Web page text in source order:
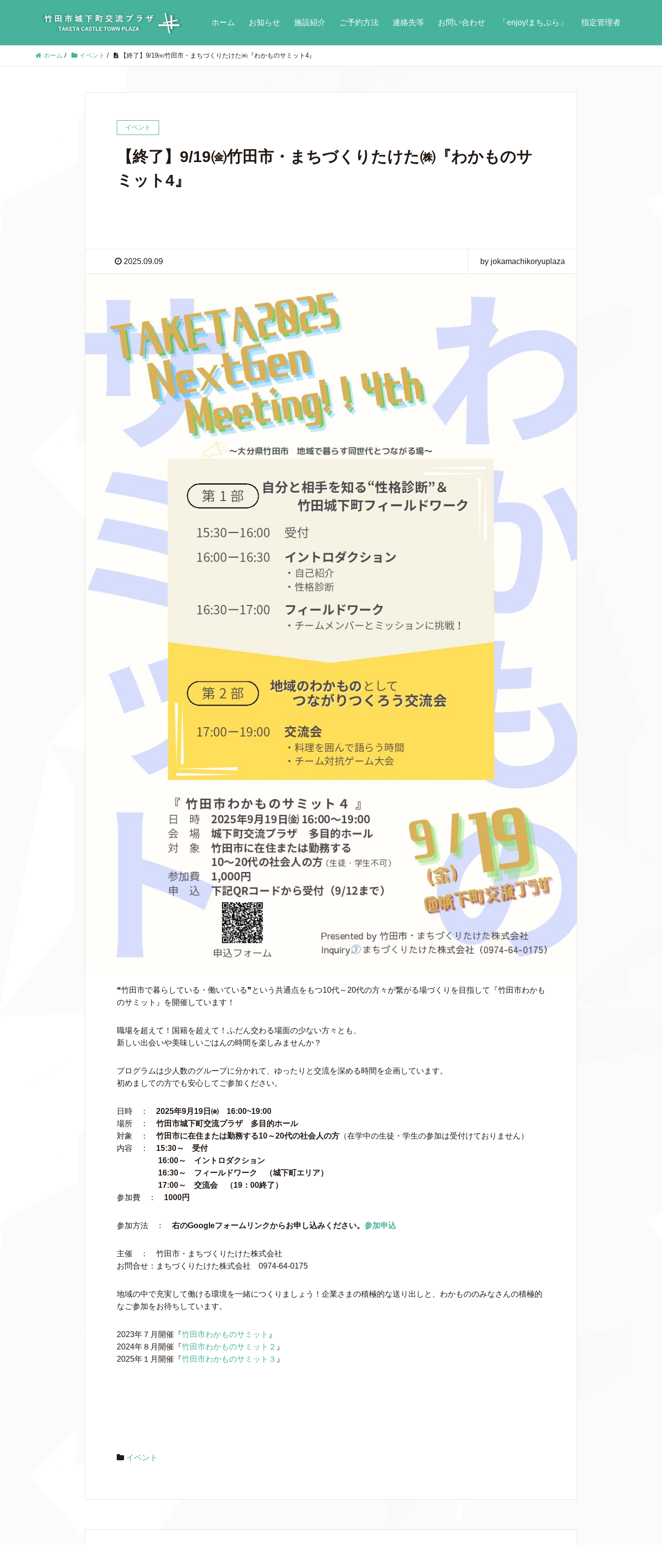
ホーム お知らせ 施設紹介 ご予約方法 連絡先等 お問い合わせ 「enjoy!まちぷら」 指定管理者
ホーム / イベント / 【終了】9/19㈮竹田市・まちづくりたけた㈱『わかものサミット4』
イベント
【終了】9/19㈮竹田市・まちづくりたけた㈱『わかものサ
ミット4』
2025.09.09 by jokamachikoryuplaza
❝竹田市で暮らしている・働いている❞という共通点をもつ10代～20代の方々が繋がる場づくりを目指して『竹田市わかも
のサミット』を開催しています！
職場を超えて！国籍を超えて！ふだん交わる場面の少ない方々とも、
新しい出会いや美味しいごはんの時間を楽しみませんか？
プログラムは少人数のグループに分かれて、ゆったりと交流を深める時間を企画しています。
初めましての方でも安心してご参加ください。
日時 ：
2025年9月19日㈮ 16:00~19:00
場所 ：
竹田市城下町交流プラザ 多目的ホール
対象 ：
竹田市に在住または勤務する10～20代の社会人の方 （在学中の生徒・学生の参加は受付けておりません）
内容 ： 15:30～ 受付
16:00～ イントロダクション
16:30～ フィールドワーク （城下町エリア）
17:00～ 交流会 （19：00終了）
参加費 ：
1000円
参加方法 ： 右のGoogleフォームリンクからお申し込みください。 参加申込
主催 ： 竹田市・まちづくりたけた株式会社
お問合せ：まちづくりたけた株式会社 0974-64-0175
地域の中で充実して働ける環境を一緒につくりましょう！企業さまの積極的な送り出しと、わかもののみなさんの積極的
なご参加をお待ちしています。
2023年７月開催『竹田市わかものサミット 』
2024年８月開催『竹田市わかものサミット２ 』
2025年１月開催『竹田市わかものサミット３ 』
イベント